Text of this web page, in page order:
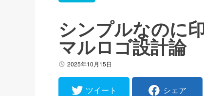
シンプルなのに
マルロゴ設計論
2025年10月15日
ツイート シェア